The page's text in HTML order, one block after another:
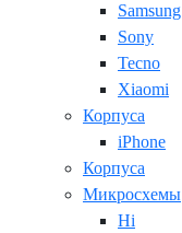
Samsung
Sony
Tecno
Xiaomi
Корпуса
iPhone
Корпуса
Микросхемы
Hi